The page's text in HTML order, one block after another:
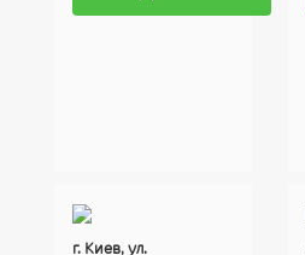
г. Киев, ул.